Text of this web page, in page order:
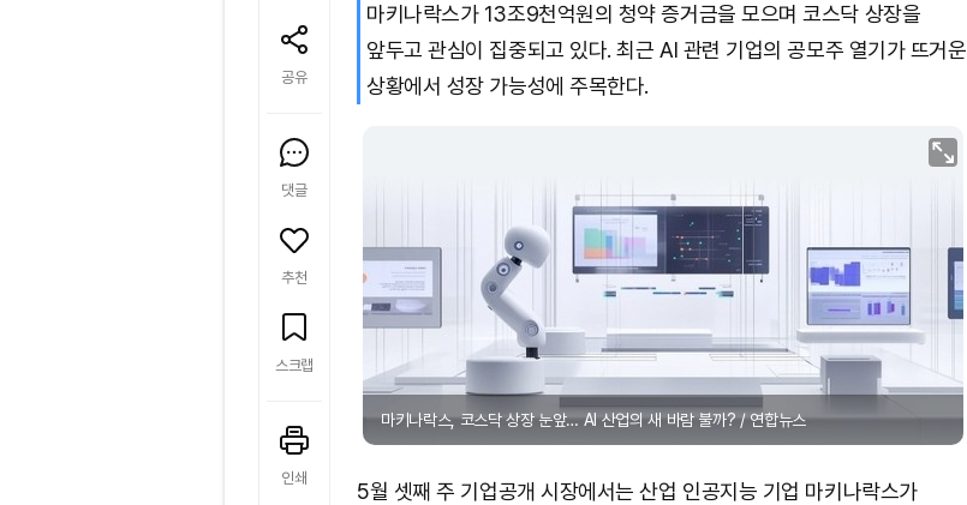
공유
댓글
추천
스크랩
인쇄
마키나락스가 13조9천억원의 청약 증거금을 모으며 코스닥 상장을
앞두고 관심이 집중되고 있다. 최근 AI 관련 기업의 공모주 열기가 뜨거운
상황에서 성장 가능성에 주목한다.
마키나락스, 코스닥 상장 눈앞… AI 산업의 새 바람 불까? / 연합뉴스
5월 셋째 주 기업공개 시장에서는 산업 인공지능 기업 마키나락스가